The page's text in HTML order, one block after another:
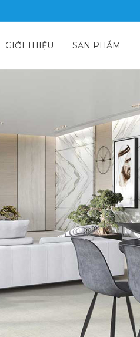
GIỚI THIỆU SẢN PHẨM
khảo ngay. Khóa tích hợp mở
sang trọng hiện đại phù hợp với
với thiết kế theo kiểu dáng